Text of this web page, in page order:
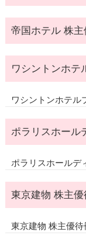
帝国ホテル 株主
ワシントンホテ
ワシントンホテル
ポラリスホール
ポラリスホールデ
東京建物 株主優
東京建物 株主優待